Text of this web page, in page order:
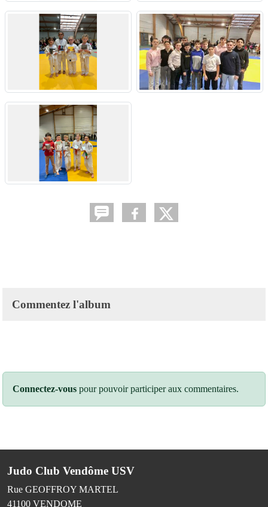
Commentez l'album
Connectez-vous pour pouvoir participer aux commentaires.
Judo Club Vendôme USV
Rue GEOFFROY MARTEL
41100 VENDOME